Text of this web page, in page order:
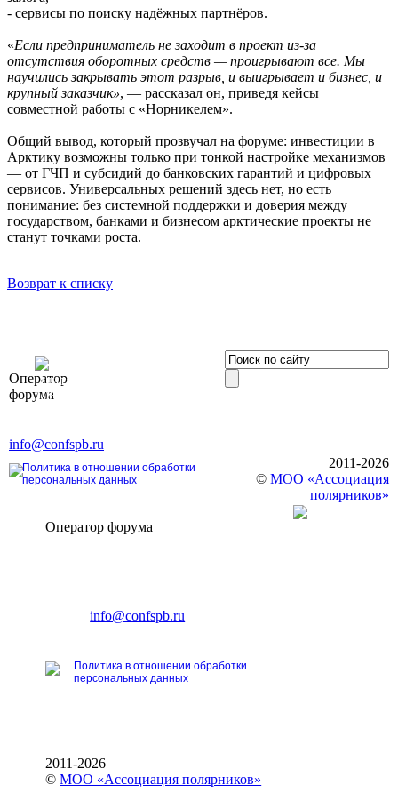
- сервисы по поиску надёжных партнёров.
«Если предприниматель не заходит в проект из-за
отсутствия оборотных средств — проигрывают все. Мы
научились закрывать этот разрыв, и выигрывает и бизнес, и
крупный заказчик», — рассказал он, приведя кейсы
совместной работы с «Норникелем».
Общий вывод, который прозвучал на форуме: инвестиции в
Арктику возможны только при тонкой настройке механизмов
— от ГЧП и субсидий до банковских гарантий и цифровых
сервисов. Универсальных решений здесь нет, но есть
понимание: без системной поддержки и доверия между
государством, банками и бизнесом арктические проекты не
станут точками роста.
Возврат к списку
Оператор
форума
Элит»
196191, г. Санкт-Петербург,
info@confspb.ru
Политика в отношении обработки
персональных данных
2011-2026
© МОО «Ассоциация
полярников»
Оператор форума
E-mail:info@confspb.ru
Политика в отношении обработки
персональных данных
2011-2026
©МОО «Ассоциация полярников»